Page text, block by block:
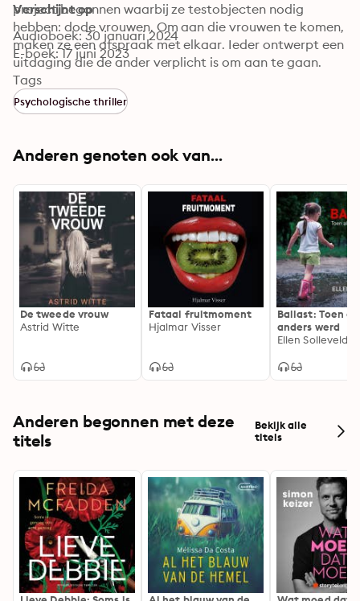
project begonnen waarbij ze testobjecten nodig
hebben: dode vrouwen. Om aan die vrouwen te komen,
maken ze een afspraak met elkaar. Ieder ontwerpt een
uitdaging die de ander verplicht is om aan te gaan.
Deze uitdagingen hebben te maken met hun diepste
angsten, maar zijn ook een uiting van de hartgrondige
hekel die ze aan elkaar hebben.
Verschijnt op
Audioboek: 30 januari 2024
E-boek: 17 juni 2023
Tags
Psychologische thriller
Anderen genoten ook van...
De tweede vrouw
Astrid Witte
Fataal fruitmoment
Hjalmar Visser
Ballast: Toen
anders werd
Ellen Solleveld
Anderen begonnen met deze
titels
Bekijk alle
titels